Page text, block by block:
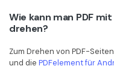
Wie kann man PDF
drehen?
Zum Drehen von PDF-
und die PDFelement für